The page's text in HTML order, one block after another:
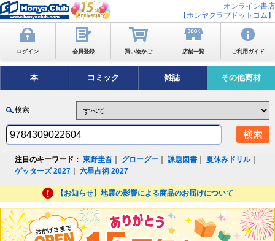
オンライン書店
【ホンヤクラブドットコム】
ログイン 会員登録 買い物かご 店舗一覧 ご利用ガイド
本 コミック 雑誌 その他商材
検索
注目のキーワード： 東野圭吾 グローグー ｜課題図書 ｜夏休みドリル｜
ゲッターズ 2027 ｜六星占術 2027
【お知らせ】地震の影響による商品のお届けについて